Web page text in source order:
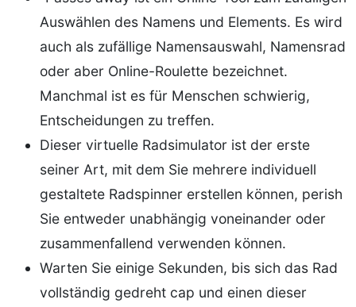
Auswählen des Namens und Elements. Es wird
auch als zufällige Namensauswahl, Namensrad
oder aber Online-Roulette bezeichnet.
Manchmal ist es für Menschen schwierig,
Entscheidungen zu treffen.
Dieser virtuelle Radsimulator ist der erste
seiner Art, mit dem Sie mehrere individuell
gestaltete Radspinner erstellen können, perish
Sie entweder unabhängig voneinander oder
zusammenfallend verwenden können.
Warten Sie einige Sekunden, bis sich das Rad
vollständig gedreht cap und einen dieser